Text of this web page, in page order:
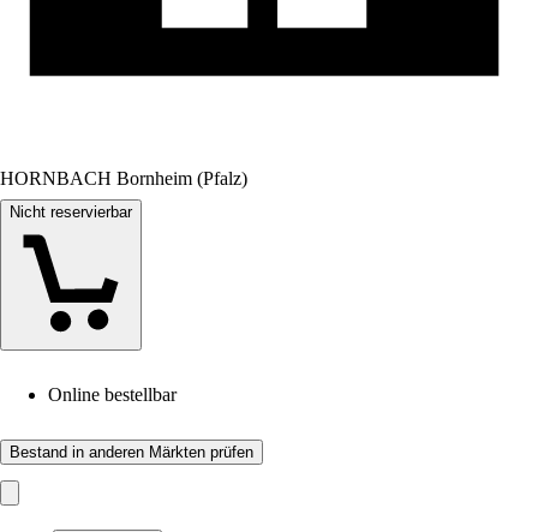
HORNBACH Bornheim (Pfalz)
Nicht reservierbar
Online bestellbar
Bestand in anderen Märkten prüfen